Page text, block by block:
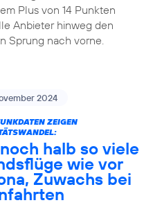
Plus von 14 Punkten
Anbieter hinweg den
Sprung nach vorne.
2024
ZEIGEN
halb so viele
wie vor
Zuwachs bei